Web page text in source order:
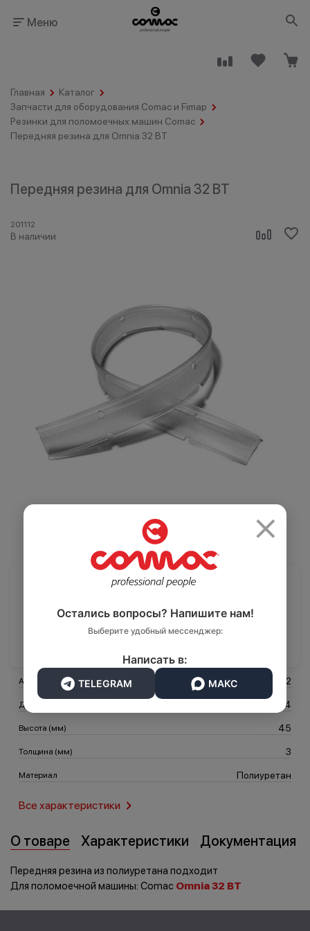
Меню
Главная
Каталог
Запчасти для оборудования Comac и Fimap
Резинки для поломоечных машин Comac
Передняя резина для Omnia 32 BT
Передняя резина для Omnia 32 BT
201112
В наличии
Артикул 201112
Длина (мм) 1134
Высота (мм) 45
Толщина (мм) 3
Материал Полиуретан
Все характеристики
В корзину
О товаре Характеристики Документация
Передняя резина из полиуретана подходит
Для поломоечной машины: Comac Omnia 32 BT
назначения
Салоны красоты
и спортзалы
Автомобильная
промышленность
Логистика Транспорт
×
Остались вопросы? Напишите нам!
Выберите удобный мессенджер:
Написать в:
TELEGRAM МАКС